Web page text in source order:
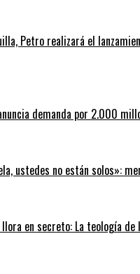
Petro realizará el
demanda por 2.000
ustedes no están solos»:
en secreto: La teología